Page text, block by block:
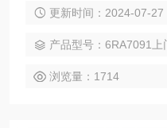
西门子调速器6RA7091启
030维修，西门子调速器
调速器
更新时间：2024-07-27
产品型号：6RA7091上
浏览量：1714